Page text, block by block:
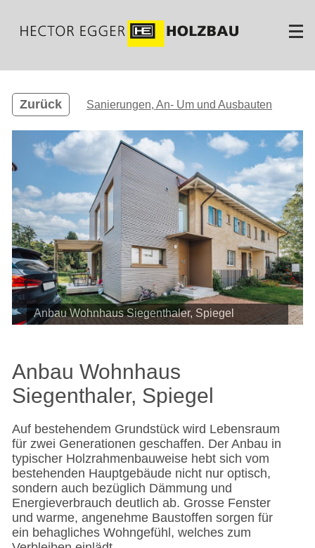
zum
Inhalt
Zurück Sanierungen, An- Um und Ausbauten
Anbau Wohnhaus Siegenthaler, Spiegel
Anbau Wohnhaus Siegenthaler, Spiegel
Anbau Wohnhaus
Siegenthaler, Spiegel
Auf bestehendem Grundstück wird Lebensraum
für zwei Generationen geschaffen. Der Anbau in
typischer Holzrahmenbauweise hebt sich vom
bestehenden Hauptgebäude nicht nur optisch,
sondern auch bezüglich Dämmung und
Energieverbrauch deutlich ab. Grosse Fenster
und warme, angenehme Baustoffen sorgen für
ein behagliches Wohngefühl, welches zum